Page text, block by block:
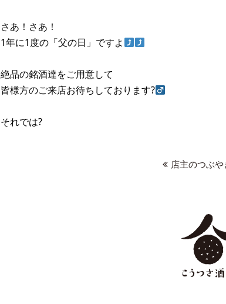
さあ！さあ！
1年に1度の「父の日」ですよ
絶品の銘酒達をご用意して
皆様方のご来店お待ちしております?‍
それでは?
店主のつぶ